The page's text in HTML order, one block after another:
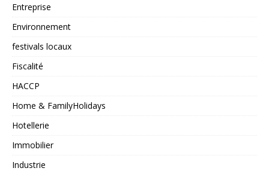
Entreprise
Environnement
festivals locaux
Fiscalité
HACCP
Home & FamilyHolidays
Hotellerie
Immobilier
Industrie